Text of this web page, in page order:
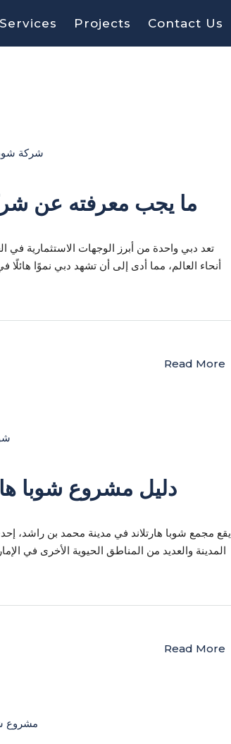
Services Projects Contact Us
ما يجب معرفته عن
تعد دبي واحدة من أبرز الوجهات الاستثمارية في
أنحاء العالم، مما أدى إلى أن تشهد دبي نموًا
Read More
دليل مشروع شوبا
يقع مجمع شوبا هارتلاند في مدينة محمد بن راشد،
المدينة والعديد من المناطق الحيوية الأخرى في
Read More